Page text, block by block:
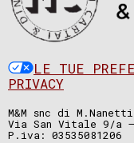
LE TUE
PRIVACY
M&M snc di
Via San Vitale 9/a –
P.iva: 03535081206